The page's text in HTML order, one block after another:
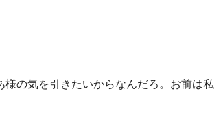
様の気を引きたいからなんだろ。お前は私